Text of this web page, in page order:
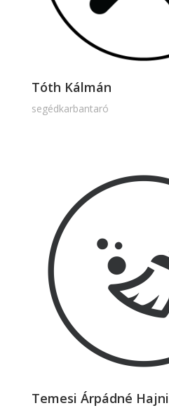
Tóth Kálmán
segédkarbantaró
Temesi Árpádné Hajni